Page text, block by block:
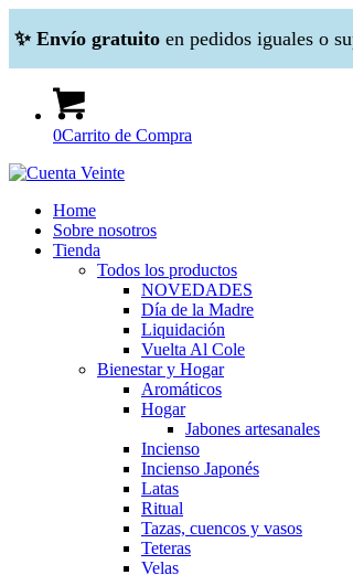
✨ Envío gratuito en pedidos iguales o
0Carrito de Compra
Home
Sobre nosotros
Tienda
Todos los productos
NOVEDADES
Día de la Madre
Liquidación
Vuelta Al Cole
Bienestar y Hogar
Aromáticos
Hogar
Jabones artesanales
Incienso
Incienso Japonés
Latas
Ritual
Tazas, cuencos y vasos
Teteras
Velas